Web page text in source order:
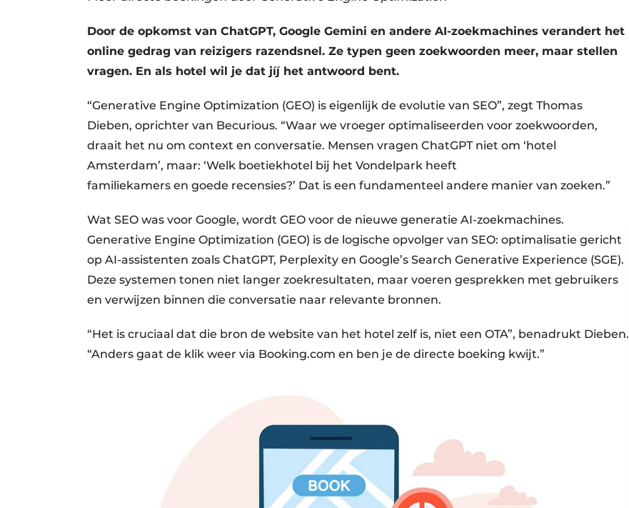
Door de opkomst van ChatGPT, Google Gemini en andere AI-zoekmachines verandert het
online gedrag van reizigers razendsnel. Ze typen geen zoekwoorden meer, maar stellen
vragen. En als hotel wil je dat jíj het antwoord bent.
“Generative Engine Optimization (GEO) is eigenlijk de evolutie van SEO”, zegt Thomas
Dieben, oprichter van Becurious. “Waar we vroeger optimaliseerden voor zoekwoorden,
draait het nu om context en conversatie. Mensen vragen ChatGPT niet om ‘hotel
Amsterdam’, maar: ‘Welk boetiekhotel bij het Vondelpark heeft
familiekamers en goede recensies?’ Dat is een fundamenteel andere manier van zoeken.”
Wat SEO was voor Google, wordt GEO voor de nieuwe generatie AI-zoekmachines.
Generative Engine Optimization (GEO) is de logische opvolger van SEO: optimalisatie gericht
op AI-assistenten zoals ChatGPT, Perplexity en Google’s Search Generative Experience (SGE).
Deze systemen tonen niet langer zoekresultaten, maar voeren gesprekken met gebruikers
en verwijzen binnen die conversatie naar relevante bronnen.
“Het is cruciaal dat die bron de website van het hotel zelf is, niet een OTA”, benadrukt Dieben.
“Anders gaat de klik weer via Booking.com en ben je de directe boeking kwijt.”